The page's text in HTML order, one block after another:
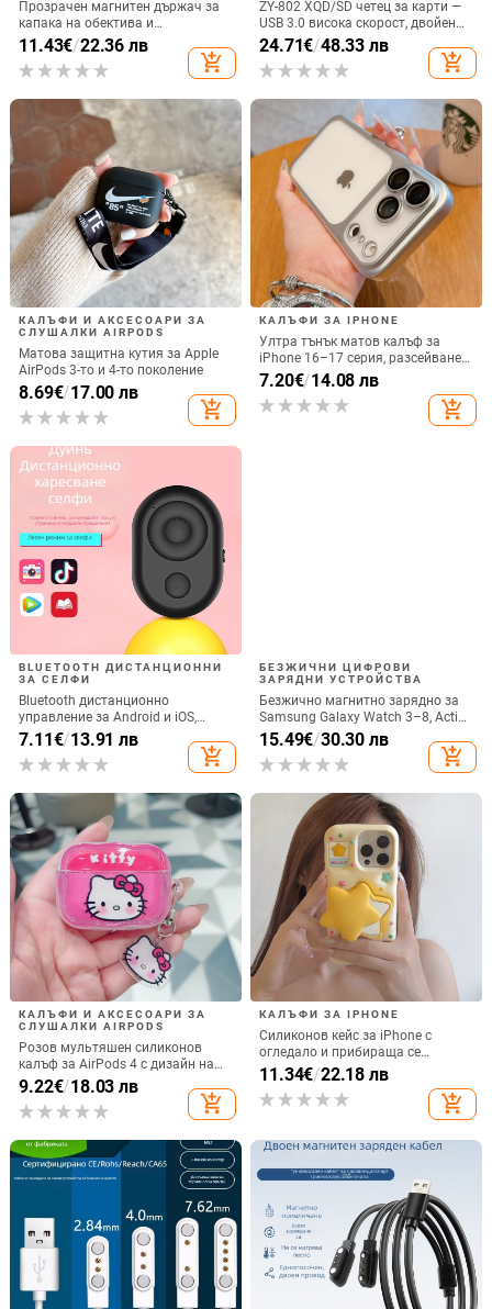
Прозрачен магнитен държач за
капака на обектива и
удароустойчив твърд калъф за
iPhone 17 Pro Max
11.43€/22.36 лв
add_shopping_cart
ZY-802 XQD/SD четец за карти —
USB 3.0 висока скорост, двойен
интерфейс Type-C и USB,
алуминиев сплав + ABS
24.71€/48.33 лв
add_shopping_cart
КАЛЪФИ И АКСЕСОАРИ ЗА
СЛУШАЛКИ AIRPODS
Матова защитна кутия за Apple
AirPods 3-то и 4-то поколение
8.69€/17.00 лв
add_shopping_cart
КАЛЪФИ ЗА IPHONE
Ултра тънък матов калъф за
iPhone 16–17 серия, разсейване
на топлината, пълно покритие,
удароустойчив и устойчив на
отпечатъци
7.20€/14.08 лв
add_shopping_cart
BLUETOOTH ДИСТАНЦИОННИ
ЗА СЕЛФИ
Bluetooth дистанционно
управление за Android и iOS,
универсално за снимки и
видеозаписи, модел 6-key tremolo,
Vernon, ABS материал, тегло 15 g
7.11€/13.91 лв
add_shopping_cart
БЕЗЖИЧНИ ЦИФРОВИ
ЗАРЯДНИ УСТРОЙСТВА
Безжично магнитно зарядно за
Samsung Galaxy Watch 3–8, Active
1/2 • QC2.0 • Магнитно зареждане
• 3W / 1A
15.49€/30.30 лв
add_shopping_cart
КАЛЪФИ И АКСЕСОАРИ ЗА
СЛУШАЛКИ AIRPODS
Розов мультяшен силиконов
калъф за AirPods 4 с дизайн на
котка
9.22€/18.03 лв
add_shopping_cart
КАЛЪФИ ЗА IPHONE
Силиконов кейс за iPhone с
огледало и прибираща се
подвижна стойка в дизайн на
петолъчка, съвместим с iPhone
13–17 Pro/Max
11.34€/22.18 лв
add_shopping_cart